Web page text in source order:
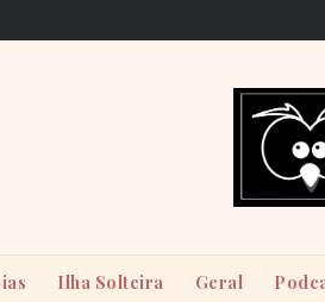
Ilha Solteira Geral